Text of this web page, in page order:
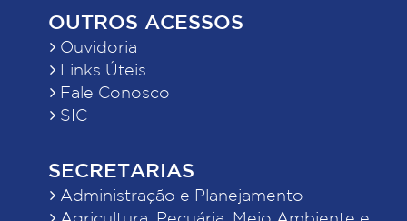
OUTROS ACESSOS
Ouvidoria
Links Úteis
Fale Conosco
SIC
SECRETARIAS
Administração e Planejamento